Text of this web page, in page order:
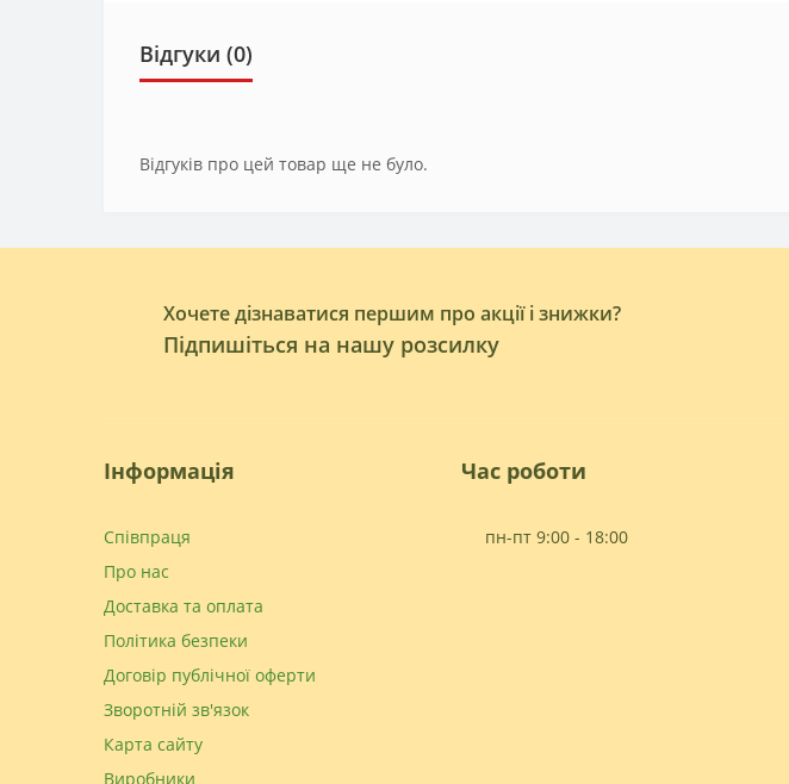
Відгуки (0)
Відгуків про цей товар ще не було.
Хочете дізнаватися першим про акції і знижки?
Підпишіться на нашу розсилку
Інформація
Співпраця
Про нас
Доставка та оплата
Політика безпеки
Договір публічної оферти
Зворотній зв'язок
Карта сайту
Виробники
Час роботи
пн-пт 9:00 - 18:00